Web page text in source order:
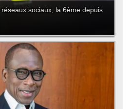
sociaux, la 6ème depuis